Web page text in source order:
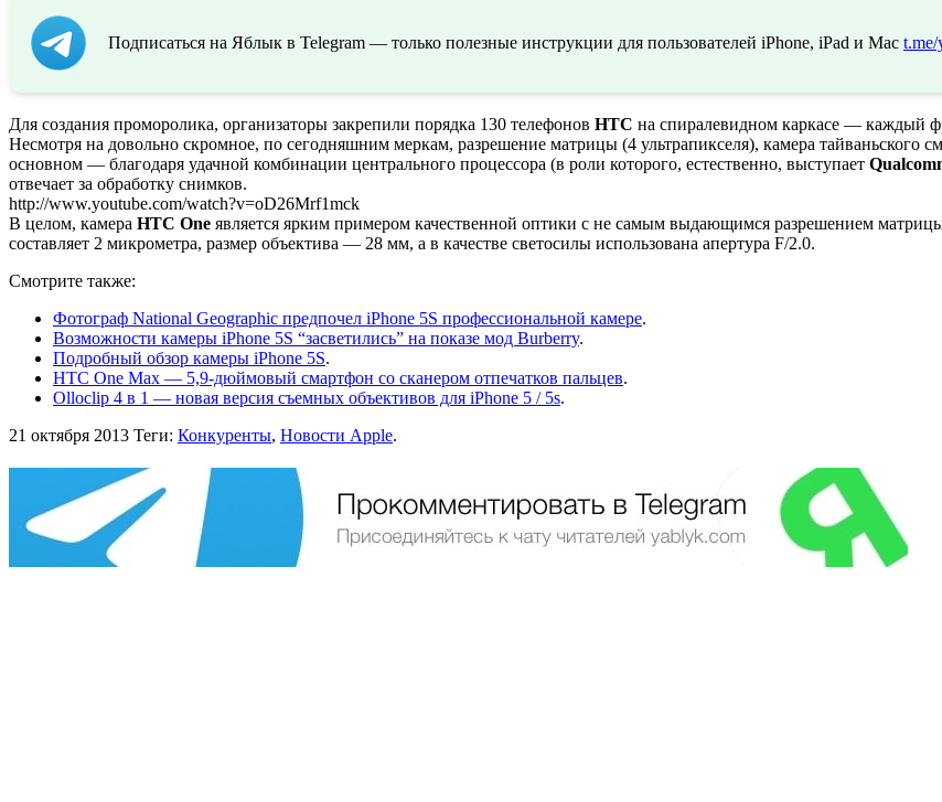
Подписаться на Яблык в Telegram — только полезные инструкции для пользователей iPhone, iPad и Mac
Для создания проморолика, организаторы закрепили порядка 130 телефонов HTC на спиралевидном каркасе — каждый
Несмотря на довольно скромное, по сегодняшним меркам, разрешение матрицы (4 ультрапикселя), камера тайваньского
основном — благодаря удачной комбинации центрального процессора (в роли которого, естественно, выступает
отвечает за обработку снимков.
http://www.youtube.com/watch?v=oD26Mrf1mck
В целом, камера HTC One является ярким примером качественной оптики с не самым выдающимся разрешением
составляет 2 микрометра, размер объектива — 28 мм, а в качестве светосилы использована апертура F/2.0.
Смотрите также:
Фотограф National Geographic предпочел iPhone 5S профессиональной камере.
Возможности камеры iPhone 5S “засветились” на показе мод Burberry.
Подробный обзор камеры iPhone 5S.
HTC One Max — 5,9-дюймовый смартфон со сканером отпечатков пальцев.
Olloclip 4 в 1 — новая версия съемных объективов для iPhone 5 / 5s.
21 октября 2013 Теги: Конкуренты, Новости Apple.